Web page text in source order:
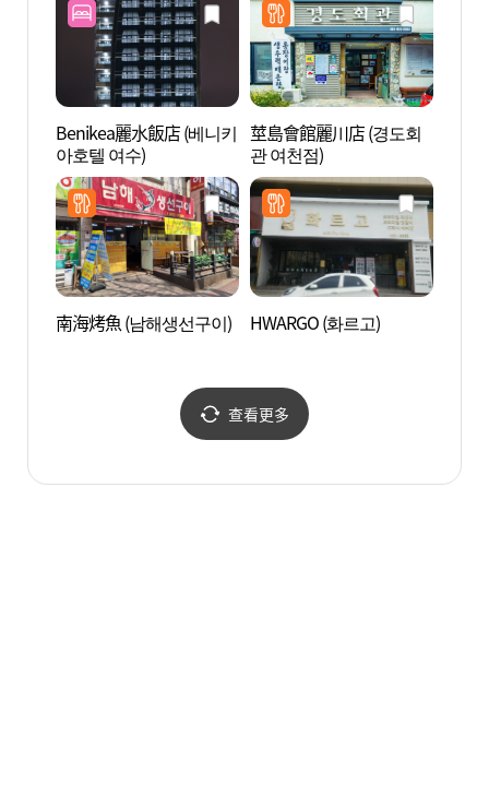
Benikea麗水飯店 (베니키
아호텔 여수)
莖島會館麗川店 (경도회
관 여천점)
南海烤魚 (남해생선구이) HWARGO (화르고)
查看更多